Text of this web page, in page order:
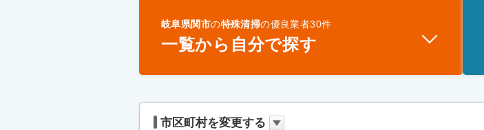
岐阜県関市の特殊清掃の優良業者30件
一覧から自分で探す
市区町村を変更する